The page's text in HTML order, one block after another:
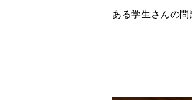
ある学生さんの問